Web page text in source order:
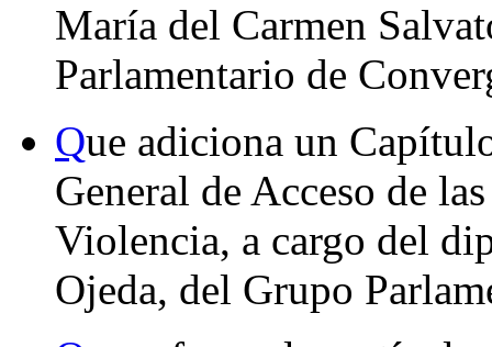
María del Carmen
Parlamentario de
Que adiciona un
General de Acceso de
Violencia, a cargo del
Ojeda, del Grupo